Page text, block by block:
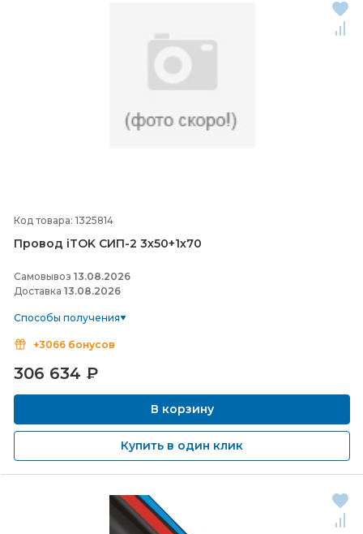
Код товара: 1325814
Провод iTOK СИП-2 3х50+1х70
Самовывоз 13.08.2026
Доставка 13.08.2026
Способы получения
+3066 бонусов
306 634 ₽
В корзину
Купить в один клик